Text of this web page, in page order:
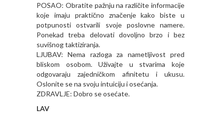
POSAO: Obratite pažnju na različite informacije
koje imaju praktično značenje kako biste u
potpunosti ostvarili svoje poslovne namere.
Ponekad treba delovati dovoljno brzo i bez
suvišnog taktiziranja.
LJUBAV: Nema razloga za nametljivost pred
bliskom osobom. Uživajte u stvarima koje
odgovaraju zajedničkom afinitetu i ukusu.
Oslonite se na svoju intuiciju i osećanja.
ZDRAVLJE: Dobro se osećate.
LAV